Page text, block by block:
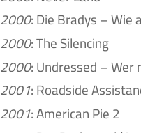
2000: Die Bradys – Wie
2000: The Silencing
2000: Undressed – Wer
2001: Roadside
2001: American Pie 2